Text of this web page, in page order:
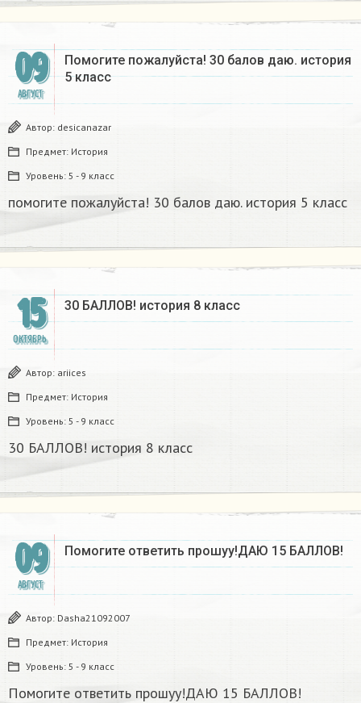
09
АВГУСТ
Помогите пожалуйста! 30 балов даю. история
5 класс
Автор: desicanazar
Предмет: История
Уровень: 5 - 9 класс
помогите пожалуйста! 30 балов даю. история 5 класс
15
ОКТЯБРЬ
30 БАЛЛОВ! история 8 класс
Автор: ariices
Предмет: История
Уровень: 5 - 9 класс
30 БАЛЛОВ! история 8 класс
09
АВГУСТ
Помогите ответить прошуу!ДАЮ 15 БАЛЛОВ!
Автор: Dasha21092007
Предмет: История
Уровень: 5 - 9 класс
Помогите ответить прошуу!ДАЮ 15 БАЛЛОВ!